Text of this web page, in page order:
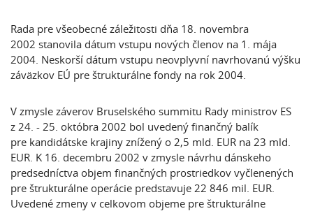
Rada pre všeobecné záležitosti dňa 18. novembra
2002 stanovila dátum vstupu nových členov na 1. mája
2004. Neskorší dátum vstupu neovplyvní navrhovanú výšku
záväzkov EÚ pre štrukturálne fondy na rok 2004.
V zmysle záverov Bruselského summitu Rady ministrov ES
z 24. - 25. októbra 2002 bol uvedený finančný balík
pre kandidátske krajiny znížený o 2,5 mld. EUR na 23 mld.
EUR. K 16. decembru 2002 v zmysle návrhu dánskeho
predsedníctva objem finančných prostriedkov vyčlenených
pre štrukturálne operácie predstavuje 22 846 mil. EUR.
Uvedené zmeny v celkovom objeme pre štrukturálne